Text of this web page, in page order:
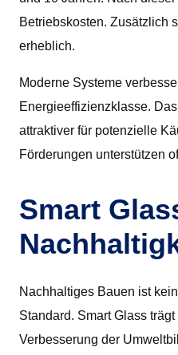
Betriebskosten. Zusätzlich
erheblich.
Moderne Systeme
Energieeffizienzklasse.
attraktiver für potenzielle
Förderungen unterstützen
Smart
Nachhaltiges Bauen ist
Standard. Smart Glass
Verbesserung der